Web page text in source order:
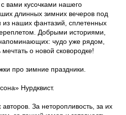
вами кусочками нашего
длинных зимних вечеров под
наших фантазий, сплетенных
Добрыми историями,
чудо уже рядом,
о новой сковородке!
про зимние праздники.
Нурдквист.
За неторопливость, за их